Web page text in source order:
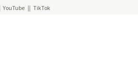
YouTube TikTok